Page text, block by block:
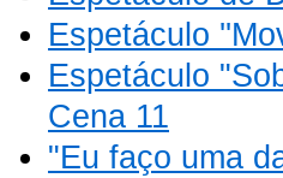
Espetáculo
Espetáculo
Cena 11
"Eu faço uma